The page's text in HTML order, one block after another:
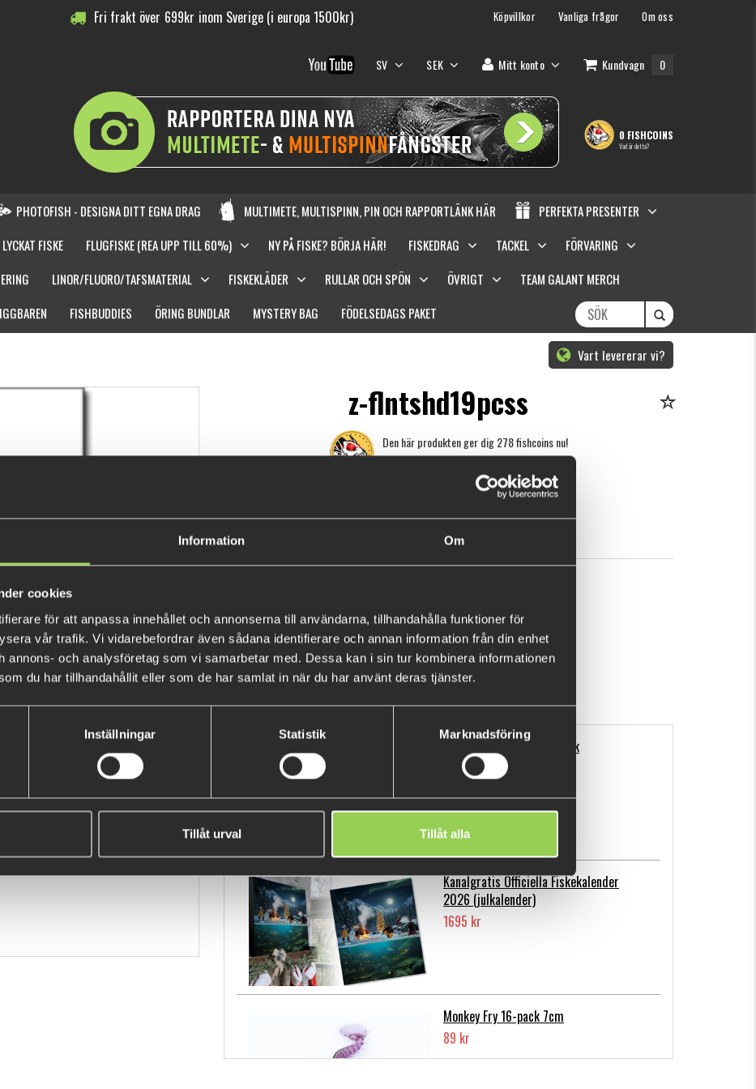
Information Om
cookies
för att anpassa innehållet och annonserna till användarna, tillhandahålla funktioner för
vår trafik. Vi vidarebefordrar även sådana identifierare och annan information från din enhet
annons- och analysföretag som vi samarbetar med. Dessa kan i sin tur kombinera informationen
du har tillhandahållit eller som de har samlat in när du har använt deras tjänster.
Inställningar Statistik Marknadsföring
Tillåt urval Tillåt alla
Fri frakt över 699kr inom Sverige (i europa 1500kr) Köpvillkor Vanliga frågor Om oss
SV SEK Mitt konto Kundvagn 0
0 FISHCOINS
Vad är detta?
PHOTOFISH - DESIGNA DITT EGNA DRAG MULTIMETE, MULTISPINN, PIN OCH RAPPORTLÄNK HÄR
PERFEKTA PRESENTER
FISKE
FLUGFISKE (REA UPP TILL 60%) NY PÅ FISKE? BÖRJA HÄR! FISKEDRAG TACKEL
FÖRVARING
LINOR/FLUORO/TAFSMATERIAL FISKEKLÄDER RULLAR OCH SPÖN ÖVRIGT
TEAM GALANT MERCH
FISHBUDDIES ÖRING BUNDLAR MYSTERY BAG FÖDELSEDAGS PAKET
Vart levererar vi?
z-flntshd19pcss
Den här produkten ger dig 278 fishcoins nu!
Vad är detta?
139 kr KÖP
OK
POPULÄRA PRODUKTER
Flatnose Mini 9cm, 10-pack
139 kr
Kanalgratis Officiella Fiskekalender
2026 (julkalender)
1695 kr
Monkey Fry 16-pack 7cm
89 kr